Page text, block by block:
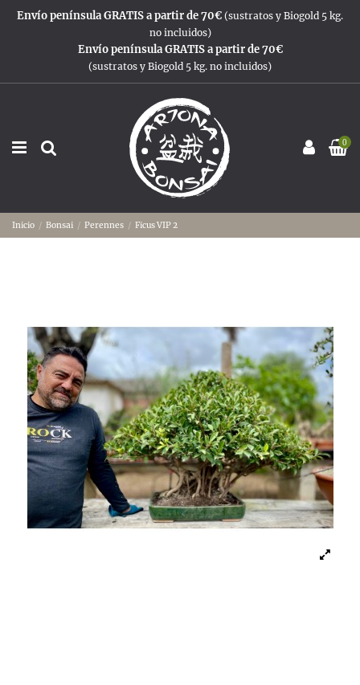
Envío península GRATIS a partir de 70€ (sustratos y Biogold 5 kg.
no incluidos)
Envío península GRATIS a partir de 70€
(sustratos y Biogold 5 kg. no incluidos)
0
Inicio Bonsai Perennes Ficus VIP 2